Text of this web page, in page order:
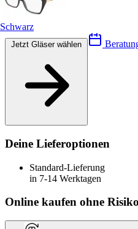
Schwarz
Deine Lieferoptionen
Standard-Lieferung
in 7-14 Werktagen
Online kaufen ohne Risiko